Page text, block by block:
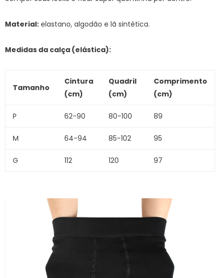
Material: elastano, algodão e lã sintética.
Medidas da calça (elástica):
Tamanho
Cintura
(cm)
Quadril
(cm)
Comprimento
(cm)
P 62-90 80-100 89
M 64-94 85-102 95
G 112 120 97